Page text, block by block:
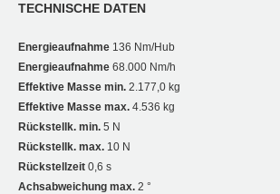
TECHNISCHE DATEN
Energieaufnahme 136 Nm/Hub
Energieaufnahme 68.000 Nm/h
Effektive Masse min. 2.177,0 kg
Effektive Masse max. 4.536 kg
Rückstellk. min. 5 N
Rückstellk. max. 10 N
Rückstellzeit 0,6 s
Achsabweichung max. 2 °